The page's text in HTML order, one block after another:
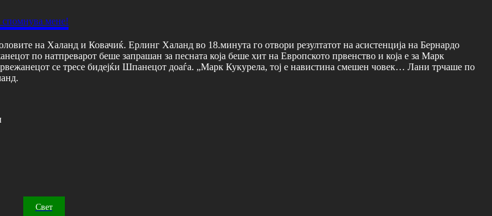
на Халанд и Ковачиќ. Ерлинг Халанд во 18.минута го отвори резултатот на асистенција на Бернардо
по натпреварот беше запрашан за песната која беше хит на Европското првенство и која е за Марк
се тресе бидејќи Шпанецот доаѓа. „Марк Кукурела, тој е навистина смешен човек… Лани трчаше по
Свет